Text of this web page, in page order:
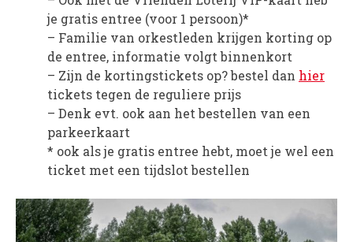
je gratis entree (voor 1 persoon)*
– Familie van orkestleden krijgen korting op
de entree, informatie volgt binnenkort
– Zijn de kortingstickets op? bestel dan hier
tickets tegen de reguliere prijs
– Denk evt. ook aan het bestellen van een
parkeerkaart
* ook als je gratis entree hebt, moet je wel een
ticket met een tijdslot bestellen